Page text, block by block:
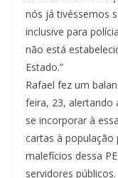
nós já tivéssemos
inclusive para
não está
Estado.”
Rafael fez um
feira, 23, alertando
se incorporar à
cartas à população
malefícios dessa
servidores